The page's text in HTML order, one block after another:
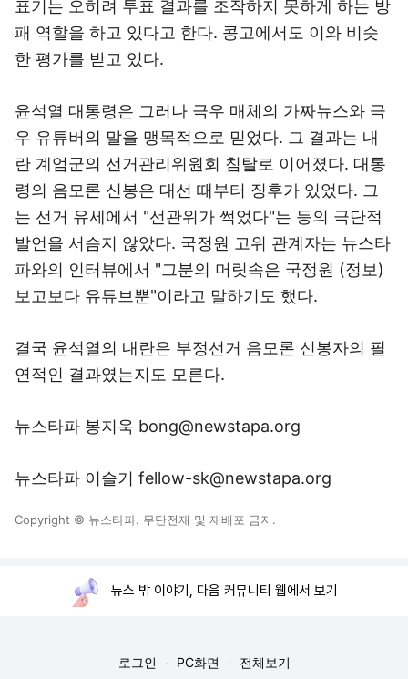
표기는 오히려 투표 결과를 조작하지 못하게 하는 방
패 역할을 하고 있다고 한다. 콩고에서도 이와 비슷
한 평가를 받고 있다.
윤석열 대통령은 그러나 극우 매체의 가짜뉴스와 극
우 유튜버의 말을 맹목적으로 믿었다. 그 결과는 내
란 계엄군의 선거관리위원회 침탈로 이어졌다. 대통
령의 음모론 신봉은 대선 때부터 징후가 있었다. 그
는 선거 유세에서 "선관위가 썩었다"는 등의 극단적
발언을 서슴지 않았다. 국정원 고위 관계자는 뉴스타
파와의 인터뷰에서 "그분의 머릿속은 국정원 (정보)
보고보다 유튜브뿐"이라고 말하기도 했다.
결국 윤석열의 내란은 부정선거 음모론 신봉자의 필
연적인 결과였는지도 모른다.
뉴스타파 봉지욱 bong@newstapa.org
뉴스타파 이슬기 fellow-sk@newstapa.org
Copyright © 뉴스타파. 무단전재 및 재배포 금지.
뉴스 밖 이야기, 다음 커뮤니티 웹에서 보기
로그인 PC화면 전체보기